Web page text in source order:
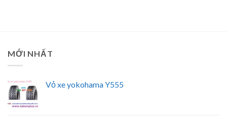
MỚI NHẤT
Vỏ xe yokohama Y555